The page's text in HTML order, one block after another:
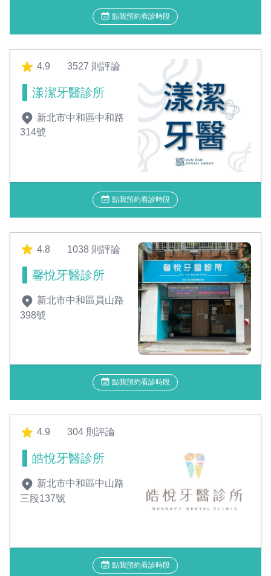
點我預約看診時段
4.9 3527 則評論
漾潔牙醫診所
新北市中和區中和路
314號
點我預約看診時段
4.8 1038 則評論
馨悅牙醫診所
新北市中和區員山路
398號
點我預約看診時段
4.9 304 則評論
皓悅牙醫診所
新北市中和區中山路
三段137號
點我預約看診時段